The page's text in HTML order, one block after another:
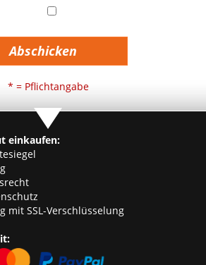
Abschicken
* = Pflichtangabe
einkaufen:
mit SSL-Verschlüsselung